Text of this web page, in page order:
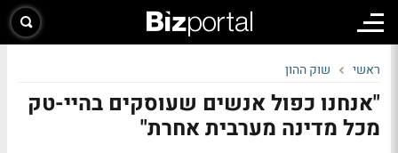
ראשי שוק ההון
"אנחנו כפול אנשים שעוסקים בהיי-טק
מכל מדינה מערבית אחרת"